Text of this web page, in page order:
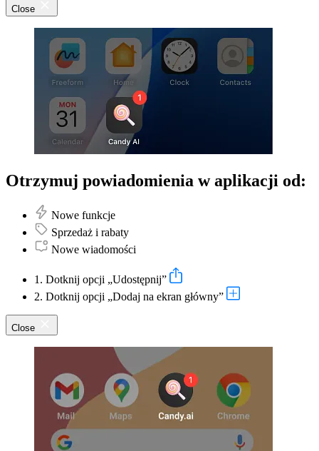
Close
Otrzymuj powiadomienia w aplikacji od:
Nowe funkcje
Sprzedaż i rabaty
Nowe wiadomości
1. Dotknij opcji „Udostępnij”
2. Dotknij opcji „Dodaj na ekran główny”
Close